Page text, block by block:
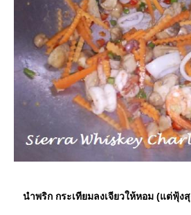
นำพริก กระเทียมลงเจียวให้หอม (แต่ฟุ้ง